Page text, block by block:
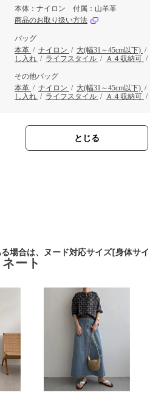
本体：ナイロン 付属：山羊革
商品のお取り扱い方法
バッグ
本革 / ナイロン / 大(幅31～45cm以下) /
し入れ / ライフスタイル / Ａ４収納可 /
その他バッグ
本革 / ナイロン / 大(幅31～45cm以下) /
し入れ / ライフスタイル / Ａ４収納可 /
とじる
合は、ヌード対応サイズ[身体サイ
ート